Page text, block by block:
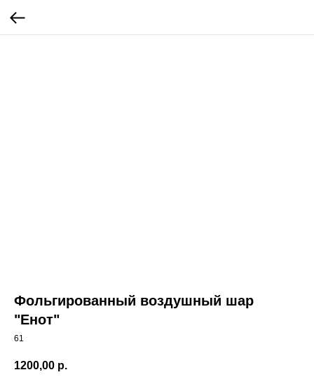
Фольгированный воздушный шар
"Енот"
61
1200,00 р.